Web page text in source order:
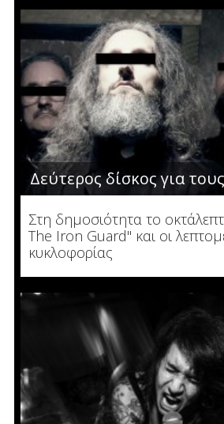
Δεύτερος δίσκος για
Στη δημοσιότητα το
The Iron Guard" και οι
κυκλοφορίας